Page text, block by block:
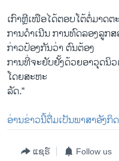
ເກົາຫຼີເໜືອໄດ້ຕອບໂຕ້ຕໍ່ມາດ
ການດຳເນີນ ການທົດລອງລູກ
ກ່າວປ້ອງກັນວ່າ ຕົນຕ້ອງ
ການທີ່ຈະຍັບຢັ້ງດ້ວຍອາວຸດນິ
ໂດຍສະຫະ
ລັດ.“
ອ່ານຂ່າວນີ້ຕື່ມເປັນພາສາອັງກິດ
ແຊຣ໌ Follow us